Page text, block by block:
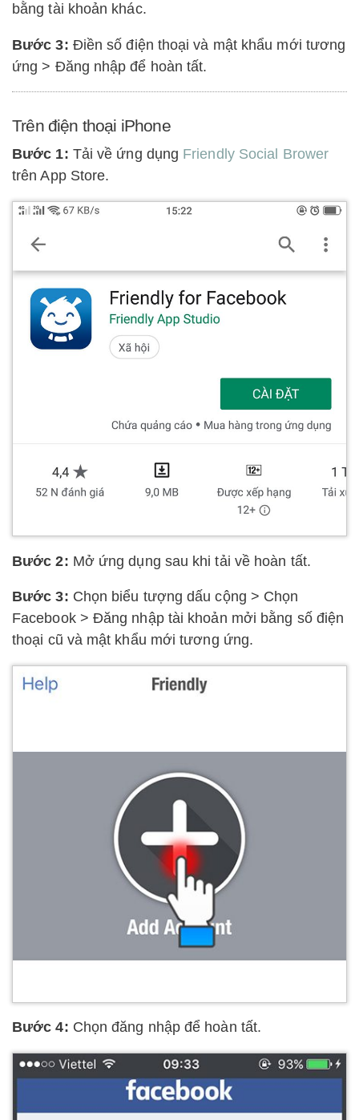
bằng tài khoản khác.
Bước 3: Điền số điện thoại và mật khẩu mới tương
ứng > Đăng nhập để hoàn tất.
Trên điện thoại iPhone
Bước 1: Tải về ứng dụng Friendly Social Brower
trên App Store.
Bước 2: Mở ứng dụng sau khi tải về hoàn tất.
Bước 3: Chọn biểu tượng dấu cộng > Chọn
Facebook > Đăng nhập tài khoản mởi bằng số điện
thoại cũ và mật khẩu mới tương ứng.
Bước 4: Chọn đăng nhập để hoàn tất.